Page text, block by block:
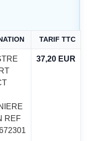
TARIF TTC
REF
37,20 EUR